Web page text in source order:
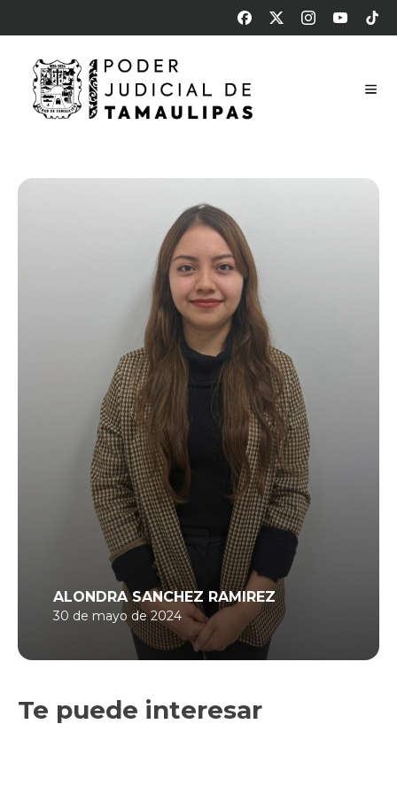
ALONDRA SANCHEZ RAMIREZ
30 de mayo de 2024
Te puede interesar